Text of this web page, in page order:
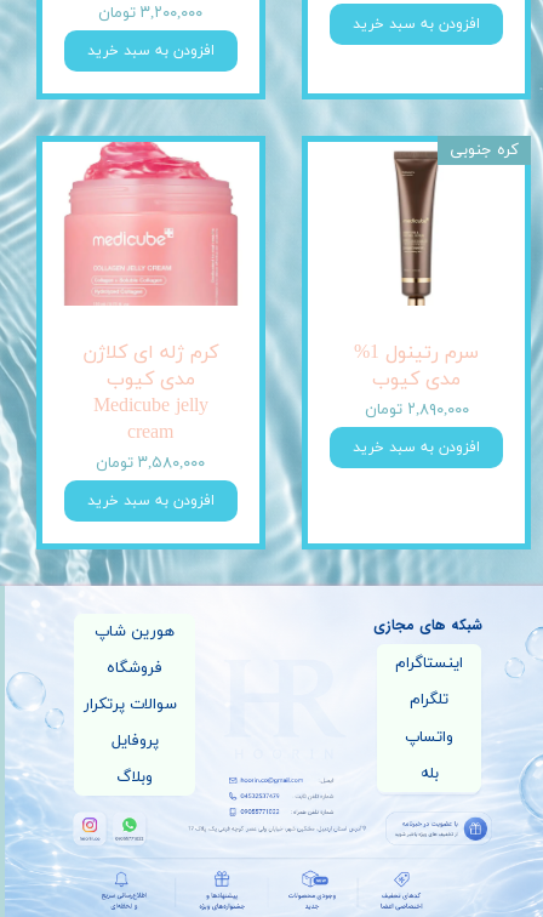
افزودن به سبد خرید ۳,۲۰۰,۰۰۰ تومان
افزودن به سبد خرید
سرم رتینول 1%
مدی کیوب
۲,۸۹۰,۰۰۰ تومان
افزودن به سبد خرید
کره جنوبی
کرم ژله ای کلاژن
مدی کیوب
Medicube jelly
cream
۳,۵۸۰,۰۰۰ تومان
افزودن به سبد خرید
هورین شاپ
فروشگاه
سوالات پرتکرار
پروفایل
وبلاگ
اینستاگرام
تلگرام
واتساپ
بله
شبکه های مجازی